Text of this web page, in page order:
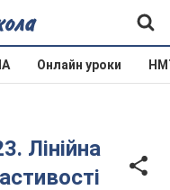
Онлайн уроки